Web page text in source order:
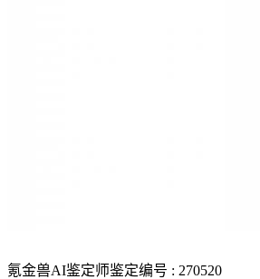
氪金兽AI鉴定师鉴定编号 : 270520